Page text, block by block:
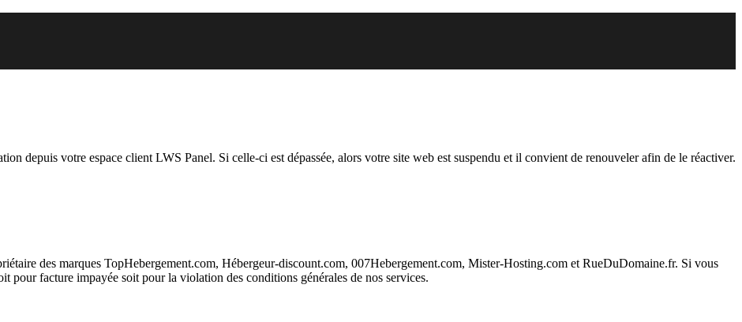
depuis votre espace client LWS Panel. Si celle-ci est dépassée, alors votre site web est suspendu et il convient de renouveler afin de le réactiver.
des marques TopHebergement.com, Hébergeur-discount.com, 007Hebergement.com, Mister-Hosting.com et RueDuDomaine.fr. Si vous
pour facture impayée soit pour la violation des conditions générales de nos services.